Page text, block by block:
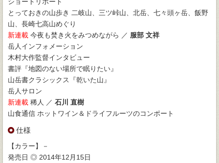
とっておきの山歩き 二岐山、三ツ峠山、北岳、七々頭ヶ岳、飯野
山、長崎七高山めぐり
新連載 今夜も焚き火をみつめながら ／ 服部 文祥
岳人インフォメーション
木村大作監督インタビュー
書評『地図のない場所で眠りたい』
山岳書クラシックス『乾いた山』
岳人サロン
新連載 稀人 ／ 石川 直樹
山食通信 ホットワイン＆ドライフルーツのコンポート
仕様
【カラー】－
発売日 ◎ 2014年12月15日